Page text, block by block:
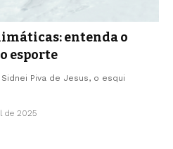
entenda o
esporte
Piva de Jesus, o esqui
de 2025